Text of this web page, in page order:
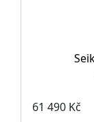
61 490 Kč